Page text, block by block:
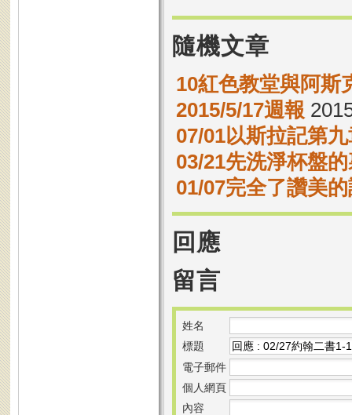
隨機文章
10紅色教堂與阿斯
2015/5/17週報
07/01以斯拉記第
03/21先洗淨杯盤
01/07完全了讚美
回應
留言
姓名
標題
電子郵件
個人網頁
內容